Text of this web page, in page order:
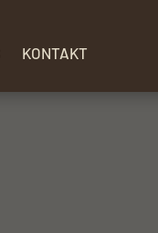
KONTAKT